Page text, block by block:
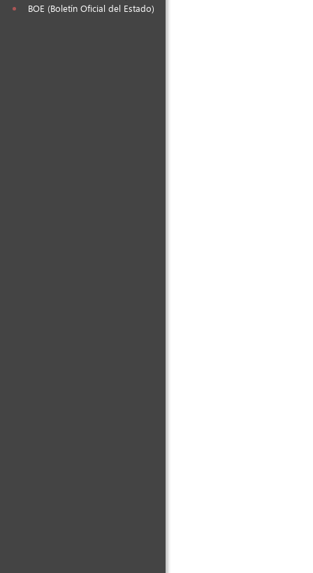
BOE (Boletín Oficial del Estado)